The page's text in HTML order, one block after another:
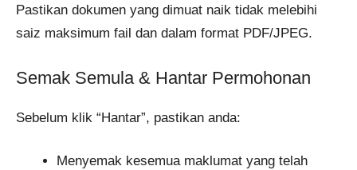
Pastikan dokumen yang dimuat naik tidak melebihi
saiz maksimum fail dan dalam format PDF/JPEG.
Semak Semula & Hantar Permohonan
Sebelum klik “Hantar”, pastikan anda:
Menyemak kesemua maklumat yang telah